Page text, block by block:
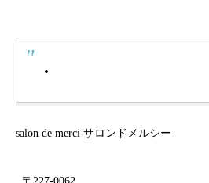
salon de merci サロンドメルシー